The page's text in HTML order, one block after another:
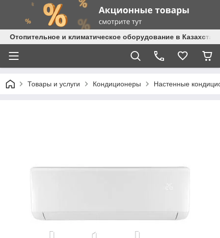
Отопительное и климатическое оборудование в
Товары и услуги Кондиционеры Настенные